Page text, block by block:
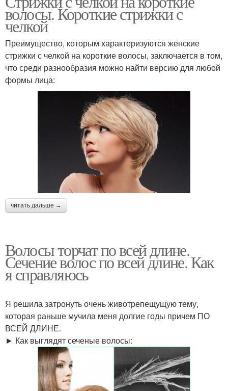
волосы. Короткие стрижки с
челкой
Преимущество, которым характеризуются женские
стрижки с челкой на короткие волосы, заключается в том,
что среди разнообразия можно найти версию для любой
формы лица:
читать дальше →
Волосы торчат по всей длине.
Сечение волос по всей длине. Как
я справляюсь
Я решила затронуть очень животрепещущую тему,
которая раньше мучила меня долгие годы причем ПО
ВСЕЙ ДЛИНЕ.
► Как выглядят сеченые волосы: